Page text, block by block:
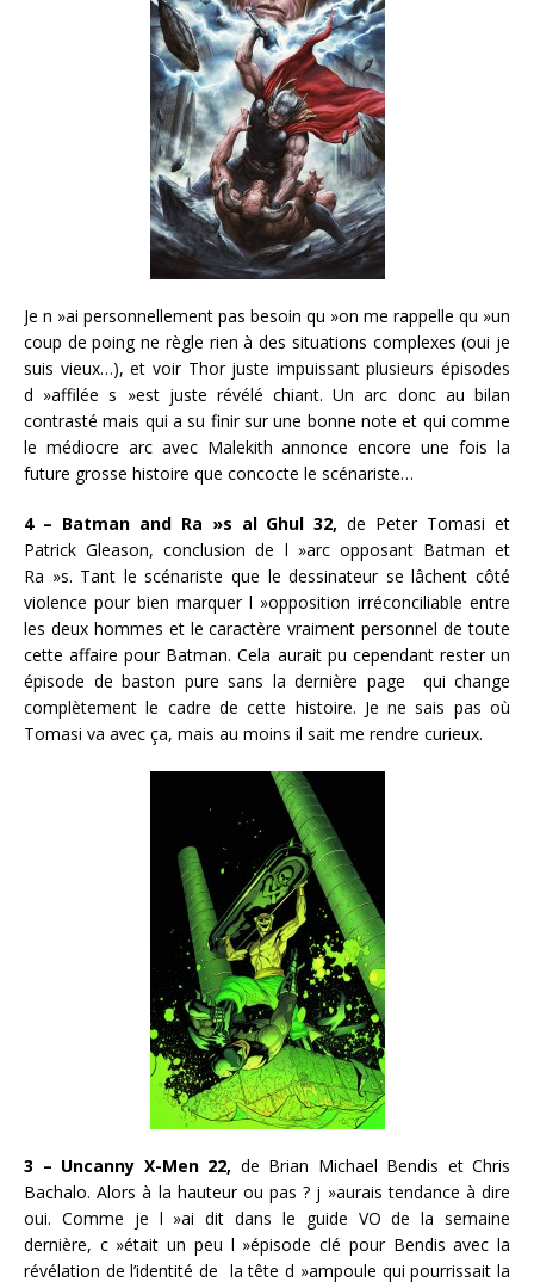
Je n »ai personnellement pas besoin qu »on me rappelle qu »un
coup de poing ne règle rien à des situations complexes (oui je
suis vieux…), et voir Thor juste impuissant plusieurs épisodes
d »affilée s »est juste révélé chiant. Un arc donc au bilan
contrasté mais qui a su finir sur une bonne note et qui comme
le médiocre arc avec Malekith annonce encore une fois la
future grosse histoire que concocte le scénariste…
4 – Batman and Ra »s al Ghul 32, de Peter Tomasi et
Patrick Gleason, conclusion de l »arc opposant Batman et
Ra »s. Tant le scénariste que le dessinateur se lâchent côté
violence pour bien marquer l »opposition irréconciliable entre
les deux hommes et le caractère vraiment personnel de toute
cette affaire pour Batman. Cela aurait pu cependant rester un
épisode de baston pure sans la dernière page qui change
complètement le cadre de cette histoire. Je ne sais pas où
Tomasi va avec ça, mais au moins il sait me rendre curieux.
3 – Uncanny X-Men 22, de Brian Michael Bendis et Chris
Bachalo. Alors à la hauteur ou pas ? j »aurais tendance à dire
oui. Comme je l »ai dit dans le guide VO de la semaine
dernière, c »était un peu l »épisode clé pour Bendis avec la
révélation de l’identité de la tête d »ampoule qui pourrissait la